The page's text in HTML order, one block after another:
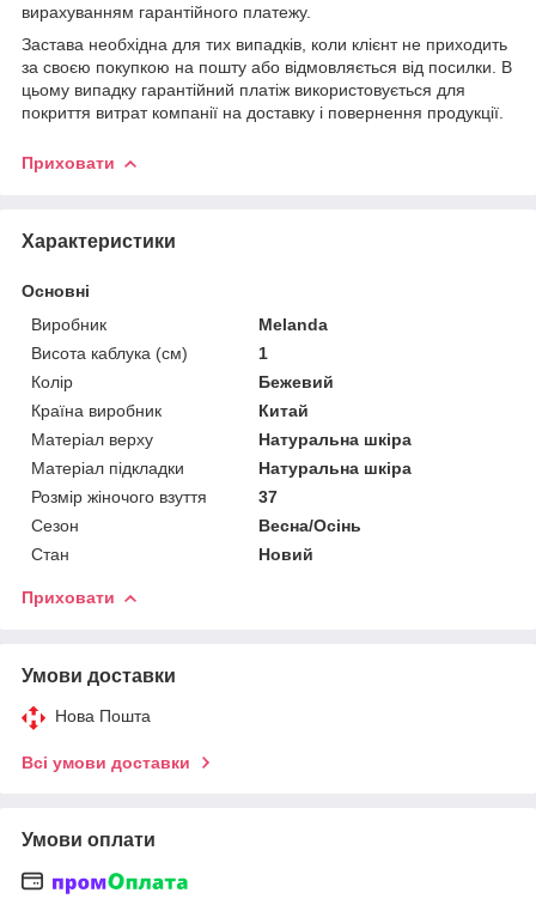
вирахуванням гарантійного платежу.
Застава необхідна для тих випадків, коли клієнт не приходить
за своєю покупкою на пошту або відмовляється від посилки. В
цьому випадку гарантійний платіж використовується для
покриття витрат компанії на доставку і повернення продукції.
Приховати
Характеристики
Основні
Виробник
Melanda
Висота каблука (см)
1
Колір
Бежевий
Країна виробник
Китай
Матеріал верху
Натуральна шкіра
Матеріал підкладки
Натуральна шкіра
Розмір жіночого взуття
37
Сезон
Весна/Осінь
Стан
Новий
Приховати
Умови доставки
Нова Пошта
Всі умови доставки
Умови оплати